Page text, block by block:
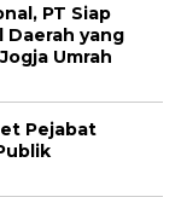
PT Siap
Daerah yang
Umrah
Pejabat